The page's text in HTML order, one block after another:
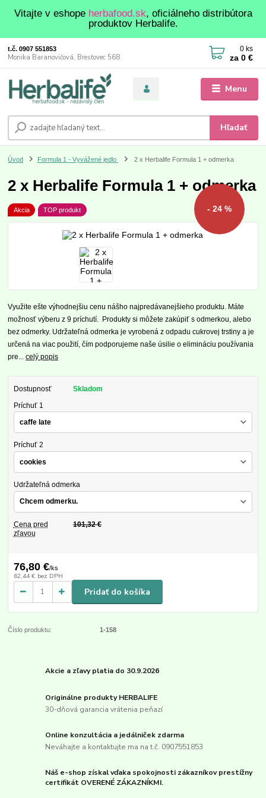
Vitajte v eshope herbafood.sk, oficiálneho distribútora
produktov Herbalife.
Menu
Hľadať
t.č. 0907 551853
Monika Baranovičová, Brestovec 568
0ks
za 0 €
Úvod Formula 1 - Vyvážené jedlo 2 x Herbalife Formula 1 + odmerka
2 x Herbalife Formula 1 + odmerka
Akcia TOP produkt - 24 %
Využite ešte výhodnejšiu cenu nášho najpredávanejšieho produktu. Máte
možnosť výberu z 9 príchutí. Produkty si môžete zakúpiť s odmerkou, alebo
bez odmerky. Udržateľná odmerka je vyrobená z odpadu cukrovej trstiny a je
určená na viac použití, čím podporujeme naše úsilie o elimináciu používania
pre...celý popis
Dostupnosť Skladom
Príchuť 1
Príchuť 2
Udržateľná odmerka
Cena pred
zľavou
101,32 €
76,80 €/ks
62,44 € bez DPH
Pridať do košíka
Číslo produktu: 1-158
Akcie a zľavy platia do 30.9.2026
Originálne produkty HERBALIFE
30-dňová garancia vrátenia peňazí
Online konzultácia a jedálniček zdarma
Neváhajte a kontaktujte ma na t.č. 0907551853
Náš e-shop získal vďaka spokojnosti zákazníkov prestížny
certifikát OVERENÉ ZÁKAZNÍKMI.